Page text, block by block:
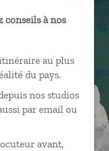
conseils à nos
au plus
du pays.
nos studios
par email ou
avant,